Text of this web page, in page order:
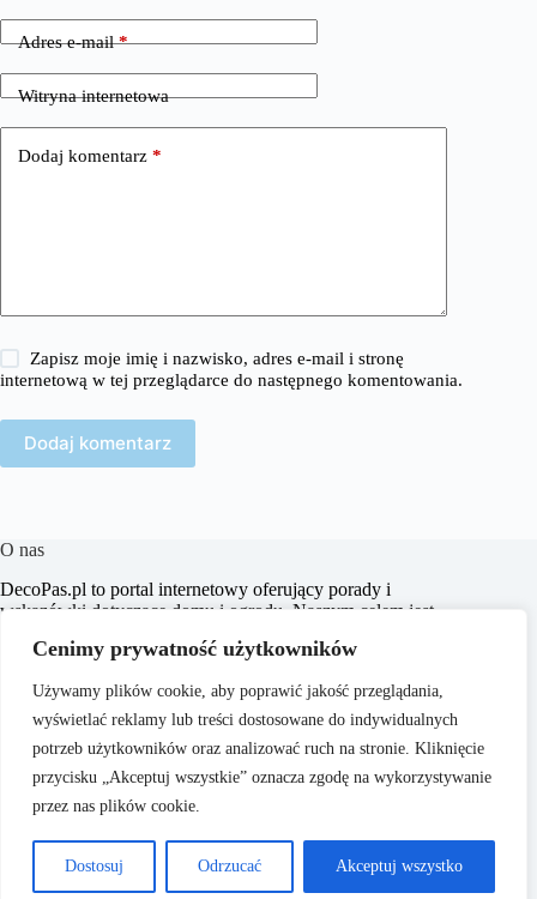
Cenimy prywatność użytkowników
Używamy plików cookie, aby poprawić jakość przeglądania,
wyświetlać reklamy lub treści dostosowane do indywidualnych
potrzeb użytkowników oraz analizować ruch na stronie. Kliknięcie
przycisku „Akceptuj wszystkie” oznacza zgodę na wykorzystywanie
przez nas plików cookie.
Dostosuj Odrzucać Akceptuj wszystko
Adres e-mail*
Witryna internetowa
Dodaj komentarz *
Zapisz moje imię i nazwisko, adres e-mail i stronę
internetową w tej przeglądarce do następnego komentowania.
Dodaj komentarz
O nas
​DecoPas.pl to portal internetowy oferujący porady i
wskazówki dotyczące domu i ogrodu. Naszym celem jest
czytelnikom w aranżacji wnętrz, budowie i remontach, a także
Copyright © 2026 - ​
O nas
Polityka Prywatności